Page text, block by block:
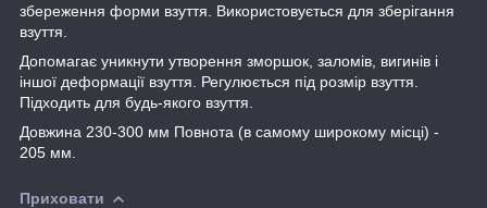
збереження форми взуття. Використовується для зберігання
взуття.
Допомагає уникнути утворення зморшок, заломів, вигинів і
іншої деформації взуття. Регулюється під розмір взуття.
Підходить для будь-якого взуття.
Довжина 230-300 мм Повнота (в самому широкому місці) -
205 мм.
Приховати